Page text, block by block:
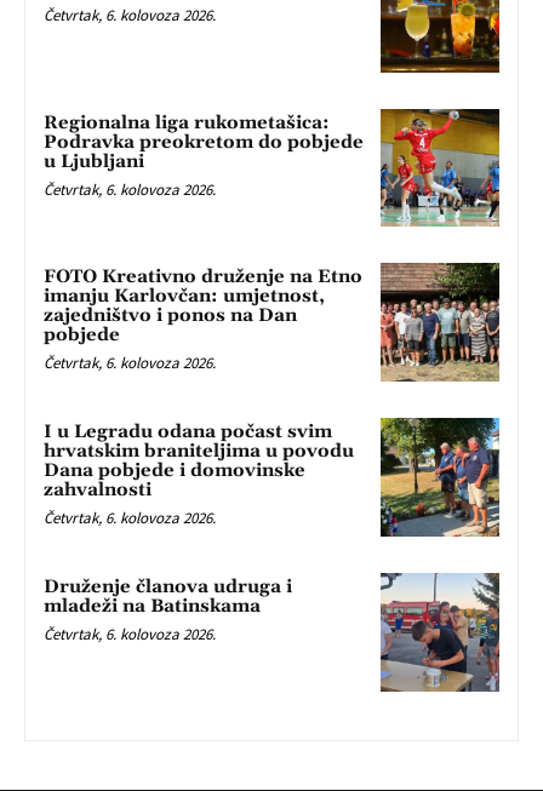
Četvrtak, 6. kolovoza 2026.
Regionalna liga rukometašica:
Podravka preokretom do pobjede
u Ljubljani
Četvrtak, 6. kolovoza 2026.
FOTO Kreativno druženje na Etno
imanju Karlovčan: umjetnost,
zajedništvo i ponos na Dan
pobjede
Četvrtak, 6. kolovoza 2026.
I u Legradu odana počast svim
hrvatskim braniteljima u povodu
Dana pobjede i domovinske
zahvalnosti
Četvrtak, 6. kolovoza 2026.
Druženje članova udruga i
mladeži na Batinskama
Četvrtak, 6. kolovoza 2026.